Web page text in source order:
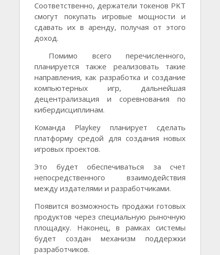
Соответственно, держатели токенов PKT
смогут покупать игровые мощности и
сдавать их в аренду, получая от этого
доход.
Помимо всего перечисленного,
планируется также реализовать такие
направления, как разработка и создание
компьютерных игр, дальнейшая
децентрализация и соревнования по
кибердисциплинам.
Команда Playkey планирует сделать
платформу средой для создания новых
игровых проектов.
Это будет обеспечиваться за счет
непосредственного взаимодействия
между издателями и разработчиками.
Появится возможность продажи готовых
продуктов через специальную рыночную
площадку. Наконец, в рамках системы
будет создан механизм поддержки
разработчиков.